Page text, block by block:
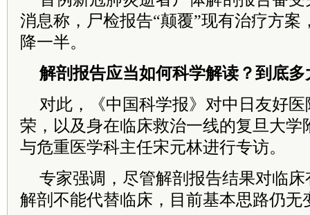
消息称，尸检报告“颠覆”现有治疗方案
降一半。
解剖报告应当如何科学解读？到底
对此，《中国科学报》对中日友好
荣，以及身在临床救治一线的复旦大学
与危重医学科主任宋元林进行专访。
专家强调，尽管解剖报告结果对临
解剖不能代替临床，目前基本思路仍无